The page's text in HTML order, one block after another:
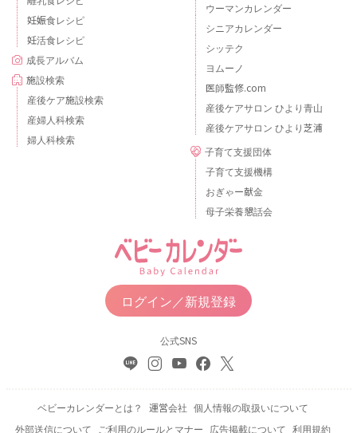
妊娠食レシピ
妊活食レシピ
成長アルバム
施設検索
産後ケア施設検索
産婦人科検索
婦人科検索
ウーマンカレンダー
シニアカレンダー
シッテク
ヨムーノ
医師監修.com
産後ケアサロン ひより青山
産後ケアサロン ひより芝浦
子育て支援団体
子育て支援機構
おぎゃー献金
母子栄養懇話会
ログイン／新規登録
公式SNS
ベビーカレンダーとは？ 運営会社 個人情報の取扱いについて
外部送信について
ご利用のルールとマナー 広告掲載について 利用規約